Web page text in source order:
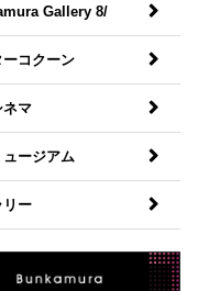
Gallery 8/
ーコクーン
ネマ
ュージアム
リー